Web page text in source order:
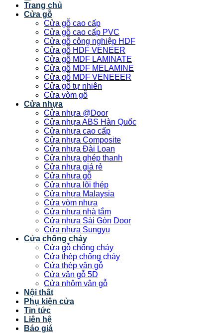
Trang chủ
Cửa gỗ
Cửa gỗ cao cấp
Cửa gỗ cao cấp PVC
Cửa gỗ công nghiệp HDF
Cửa gỗ HDF VENEER
Cửa gỗ MDF LAMINATE
Cửa gỗ MDF MELAMINE
Cửa gỗ MDF VENEEER
Cửa gỗ tự nhiên
Cửa vòm gỗ
Cửa nhựa
Cửa nhựa @Door
Cửa nhựa ABS Hàn Quốc
Cửa nhựa cao cấp
Cửa nhựa Composite
Cửa nhựa Đài Loan
Cửa nhựa ghép thanh
Cửa nhựa giá rẻ
Cửa nhựa gỗ
Cửa nhựa lõi thép
Cửa nhựa Malaysia
Cửa vòm nhựa
Cửa nhựa nhà tắm
Cửa nhựa Sài Gòn Door
Cửa nhựa Sungyu
Cửa chống cháy
Cửa gỗ chống cháy
Cửa thép chống cháy
Cửa thép vân gỗ
Cửa vân gỗ 5D
Cửa nhôm vân gỗ
Nội thất
Phụ kiện cửa
Tin tức
Liên hệ
Báo giá